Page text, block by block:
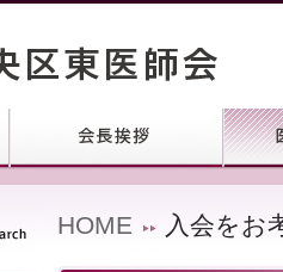
HOME 入会をお